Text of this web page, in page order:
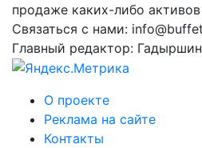
продаже каких-либо активов
Связаться с нами:
Главный редактор:
О проекте
Реклама на сайте
Контакты